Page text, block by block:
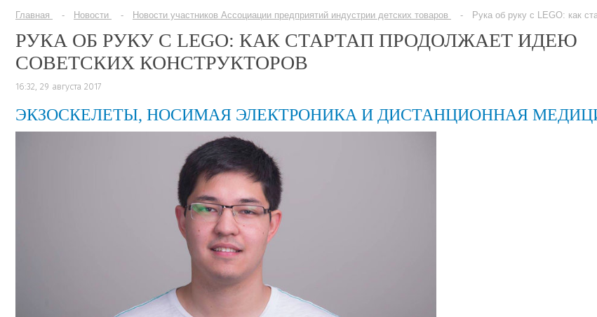
Главная Новости Новости участников Ассоциации предприятий индустрии детских товаров Рука об руку с LEGO: как
РУКА ОБ РУКУ С LEGO: КАК СТАРТАП ПРОДОЛЖАЕТ ИДЕЮ
СОВЕТСКИХ КОНСТРУКТОРОВ
16:32, 29 августа 2017
ЭКЗОСКЕЛЕТЫ, НОСИМАЯ ЭЛЕКТРОНИКА И ДИСТАНЦИОННАЯ